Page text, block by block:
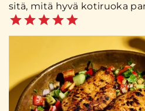
sitä, mitä hyvä kotiruoka